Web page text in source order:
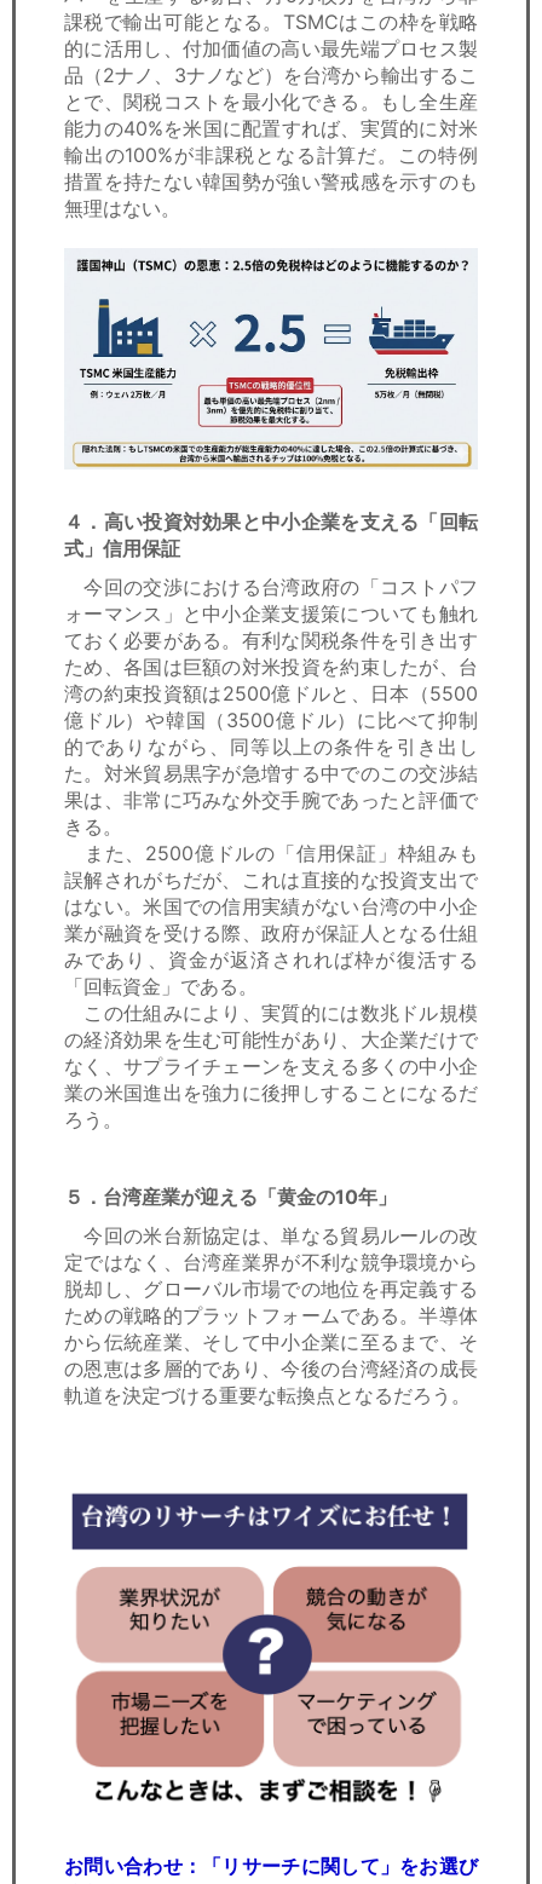
課税で輸出可能となる。TSMCはこの枠を戦略
的に活用し、付加価値の高い最先端プロセス製
品（2ナノ、3ナノなど）を台湾から輸出するこ
とで、関税コストを最小化できる。もし全生産
能力の40%を米国に配置すれば、実質的に対米
輸出の100%が非課税となる計算だ。この特例
措置を持たない韓国勢が強い警戒感を示すのも
無理はない。
４．高い投資対効果と中小企業を支える「回転
式」信用保証
今回の交渉における台湾政府の「コストパフ
ォーマンス」と中小企業支援策についても触れ
ておく必要がある。有利な関税条件を引き出す
ため、各国は巨額の対米投資を約束したが、台
湾の約束投資額は2500億ドルと、日本（5500
億ドル）や韓国（3500億ドル）に比べて抑制
的でありながら、同等以上の条件を引き出し
た。対米貿易黒字が急増する中でのこの交渉結
果は、非常に巧みな外交手腕であったと評価で
きる。
また、2500億ドルの「信用保証」枠組みも
誤解されがちだが、これは直接的な投資支出で
はない。米国での信用実績がない台湾の中小企
業が融資を受ける際、政府が保証人となる仕組
みであり、資金が返済されれば枠が復活する
「回転資金」である。
この仕組みにより、実質的には数兆ドル規模
の経済効果を生む可能性があり、大企業だけで
なく、サプライチェーンを支える多くの中小企
業の米国進出を強力に後押しすることになるだ
ろう。
５．台湾産業が迎える「黄金の10年」
今回の米台新協定は、単なる貿易ルールの改
定ではなく、台湾産業界が不利な競争環境から
脱却し、グローバル市場での地位を再定義する
ための戦略的プラットフォームである。半導体
から伝統産業、そして中小企業に至るまで、そ
の恩恵は多層的であり、今後の台湾経済の成長
軌道を決定づける重要な転換点となるだろう。
お問い合わせ：「リサーチに関して」をお選び